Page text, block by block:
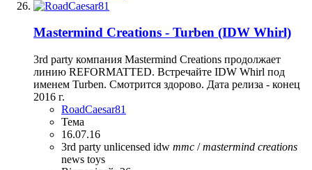
Mastermind Creations - Turben (IDW Whirl)
3rd party компания Mastermind Creations продолжает
линию REFORMATTED. Встречайте IDW Whirl под
именем Turben. Смотрится здорово. Дата релиза - конец
2016 г.
RoadCaesar81
Тема
16.07.16
3rd party unlicensed idw mmc /mastermind creations
news toys